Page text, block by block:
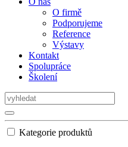
O firmě
Podporujeme
Reference
Výstavy
Kontakt
Spolupráce
Školení
Kategorie produktů